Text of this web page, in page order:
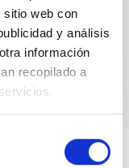
sitio web con
y análisis
información
recopilado a